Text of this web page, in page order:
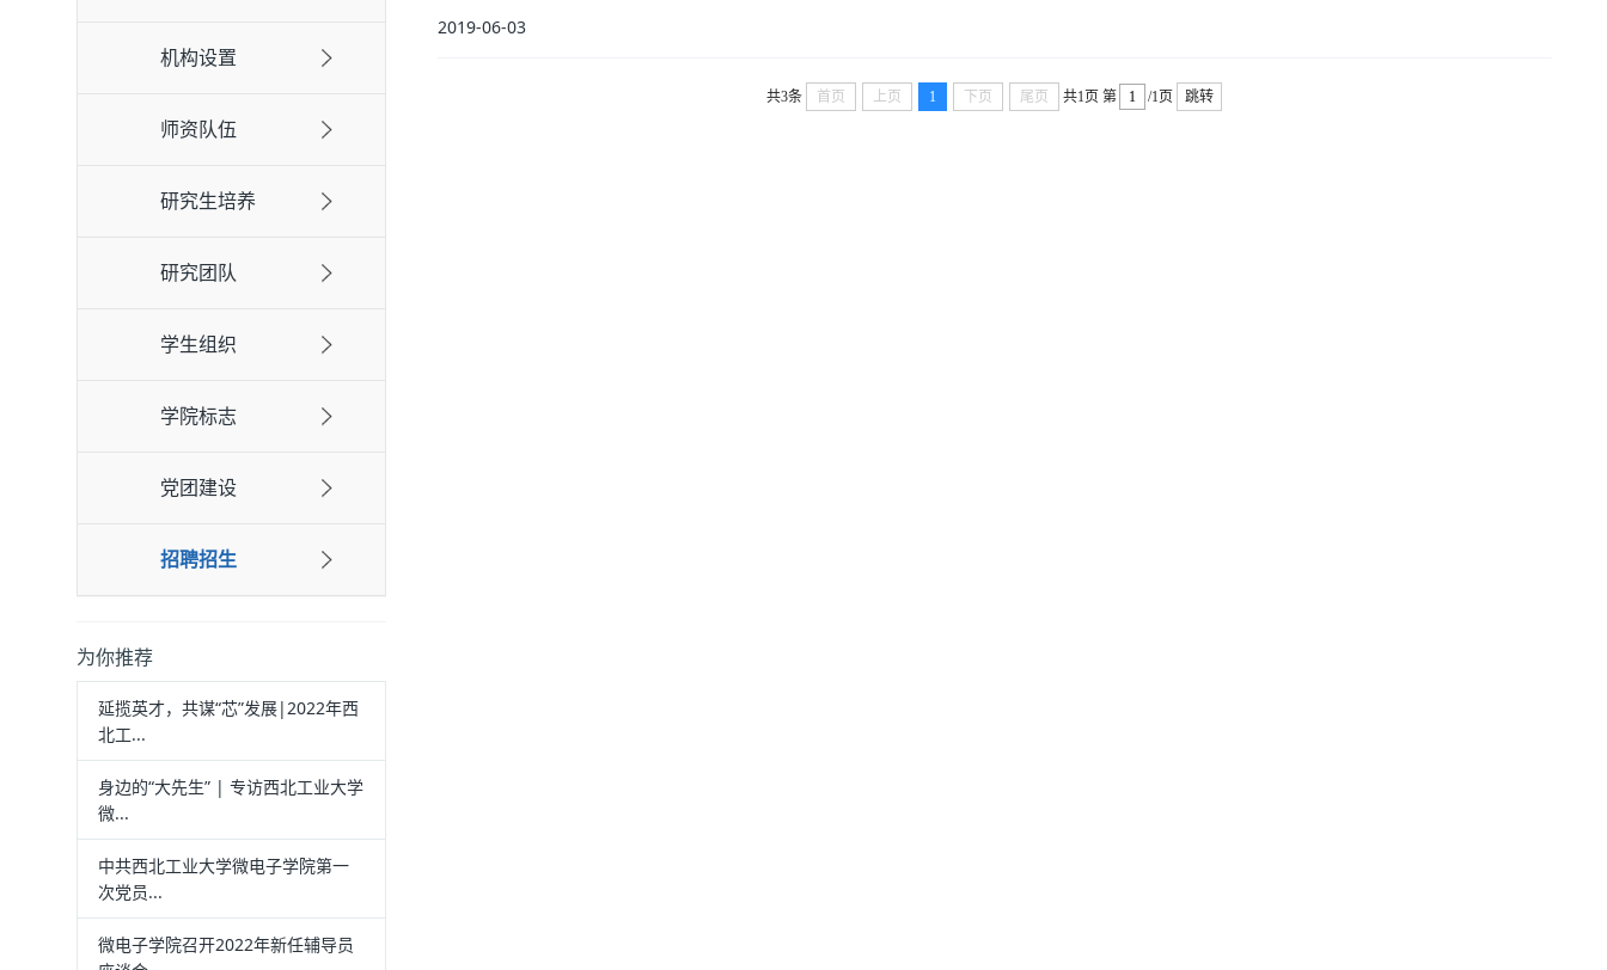
机构设置
师资队伍
研究生培养
研究团队
学生组织
学院标志
党团建设
招聘招生
为你推荐
延揽英才，共谋“芯”发展|2022年西
北工...
身边的“大先生” | 专访西北工业大学
微...
中共西北工业大学微电子学院第一
次党员...
微电子学院召开2022年新任辅导员
2019-06-03
共3条 首页 上页 1 下页 尾页 共1页 第 /1页 跳转